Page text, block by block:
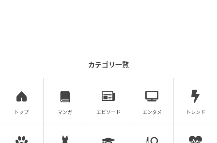
カテゴリ一覧
トップ マンガ エピソード エンタメ トレンド